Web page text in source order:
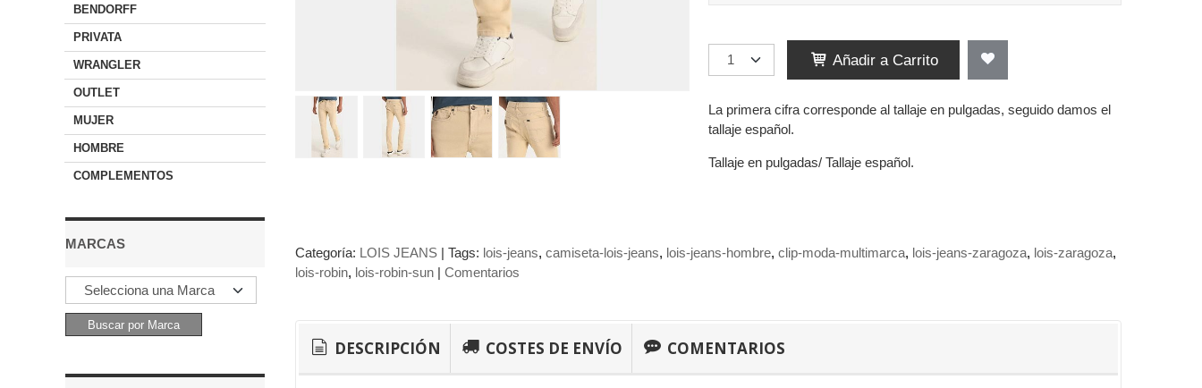
BENDORFF
PRIVATA
WRANGLER
OUTLET
MUJER
HOMBRE
COMPLEMENTOS
MARCAS
Añadir a Carrito
La primera cifra corresponde al tallaje en pulgadas, seguido damos el
tallaje español.
Tallaje en pulgadas/ Tallaje español.
Categoría: LOIS JEANS | Tags: lois-jeans camiseta-lois-jeans lois-jeans-hombre clip-moda-multimarca lois-jeans-zaragoza lois-zaragoza
lois-robin lois-robin-sun | Comentarios
DESCRIPCIÓN COSTES DE ENVÍO COMENTARIOS